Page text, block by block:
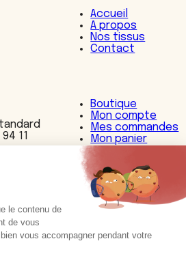
11
Accueil
A propos
Nos tissus
Contact
Boutique
Mon compte
Mes commandes
Mon panier